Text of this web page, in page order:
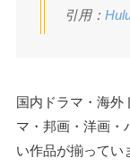
引用：
国内ドラマ・海外
マ・邦画・洋画・
い作品が揃ってい